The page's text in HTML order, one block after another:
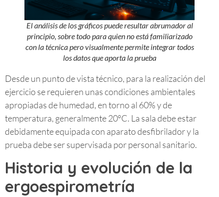
El análisis de los gráficos puede resultar abrumador al
principio, sobre todo para quien no está familiarizado
con la técnica pero visualmente permite integrar todos
los datos que aporta la prueba
Desde un punto de vista técnico, para la realización del
ejercicio se requieren unas condiciones ambientales
apropiadas de humedad, en torno al 60% y de
temperatura, generalmente 20ºC. La sala debe estar
debidamente equipada con aparato desfibrilador y la
prueba debe ser supervisada por personal sanitario.
Historia y evolución de la
ergoespirometría